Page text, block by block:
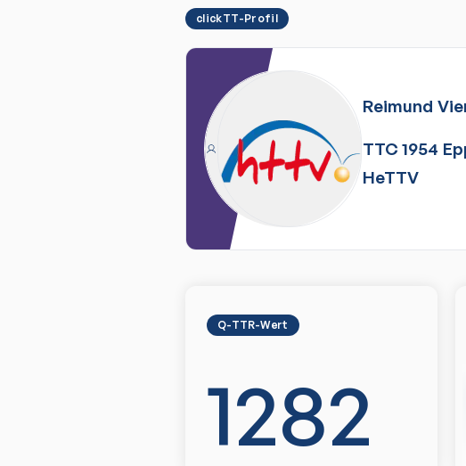
clickTT-Profil
Reimund
TTC 1954
HeTTV
Q-TTR-Wert
1282